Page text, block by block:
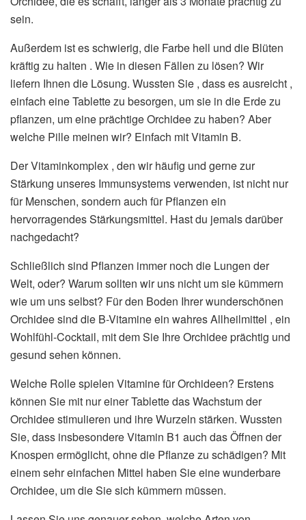
sein.
Außerdem ist es schwierig, die Farbe hell und die Blüten
kräftig zu halten . Wie in diesen Fällen zu lösen? Wir
liefern Ihnen die Lösung. Wussten Sie , dass es ausreicht ,
einfach eine Tablette zu besorgen, um sie in die Erde zu
pflanzen, um eine prächtige Orchidee zu haben? Aber
welche Pille meinen wir? Einfach mit Vitamin B.
Der Vitaminkomplex , den wir häufig und gerne zur
Stärkung unseres Immunsystems verwenden, ist nicht nur
für Menschen, sondern auch für Pflanzen ein
hervorragendes Stärkungsmittel. Hast du jemals darüber
nachgedacht?
Schließlich sind Pflanzen immer noch die Lungen der
Welt, oder? Warum sollten wir uns nicht um sie kümmern
wie um uns selbst? Für den Boden Ihrer wunderschönen
Orchidee sind die B-Vitamine ein wahres Allheilmittel , ein
Wohlfühl-Cocktail, mit dem Sie Ihre Orchidee prächtig und
gesund sehen können.
Welche Rolle spielen Vitamine für Orchideen? Erstens
können Sie mit nur einer Tablette das Wachstum der
Orchidee stimulieren und ihre Wurzeln stärken. Wussten
Sie, dass insbesondere Vitamin B1 auch das Öffnen der
Knospen ermöglicht, ohne die Pflanze zu schädigen? Mit
einem sehr einfachen Mittel haben Sie eine wunderbare
Orchidee, um die Sie sich kümmern müssen.